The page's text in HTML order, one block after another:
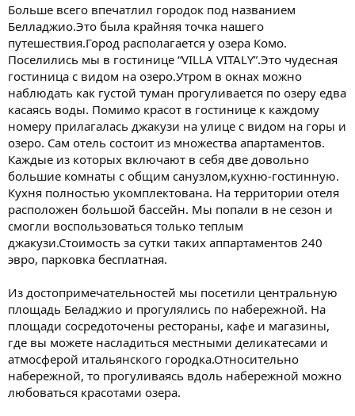
Больше всего впечатлил городок под названием
Белладжио.Это была крайняя точка нашего
путешествия.Город располагается у озера Комо.
Поселились мы в гостинице “VILLA VITALY”.Это чудесная
гостиница с видом на озеро.Утром в окнах можно
наблюдать как густой туман прогуливается по озеру едва
касаясь воды. Помимо красот в гостинице к каждому
номеру прилагалась джакузи на улице с видом на горы и
озеро. Сам отель состоит из множества апартаментов.
Каждые из которых включают в себя две довольно
большие комнаты с общим санузлом,кухню-гостинную.
Кухня полностью укомплектована. На территории отеля
расположен большой бассейн. Мы попали в не сезон и
смогли воспользоваться только теплым
джакузи.Стоимость за сутки таких аппартаментов 240
эвро, парковка бесплатная.
Из достопримечательностей мы посетили центральную
площадь Беладжио и прогулялись по набережной. На
площади сосредоточены рестораны, кафе и магазины,
где вы можете насладиться местными деликатесами и
атмосферой итальянского городка.Относительно
набережной, то прогуливаясь вдоль набережной можно
любоваться красотами озера.